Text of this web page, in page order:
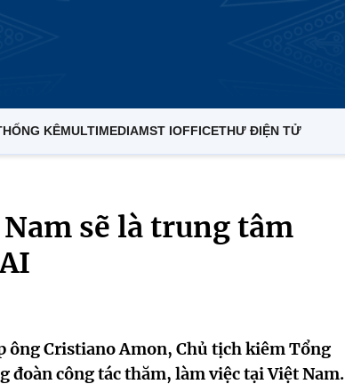
KÊMULTIMEDIAMST IOFFICETHƯ ĐIỆN TỬ
sẽ là trung tâm
Cristiano Amon, Chủ tịch kiêm Tổng
đoàn công tác thăm, làm việc tại Việt Nam.